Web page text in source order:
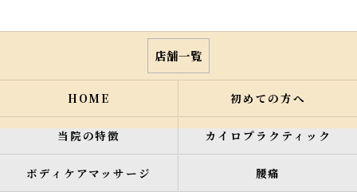
店舗一覧
HOME 初めての方へ
当院の特徴 カイロプラクティック
ボディケアマッサージ 腰痛